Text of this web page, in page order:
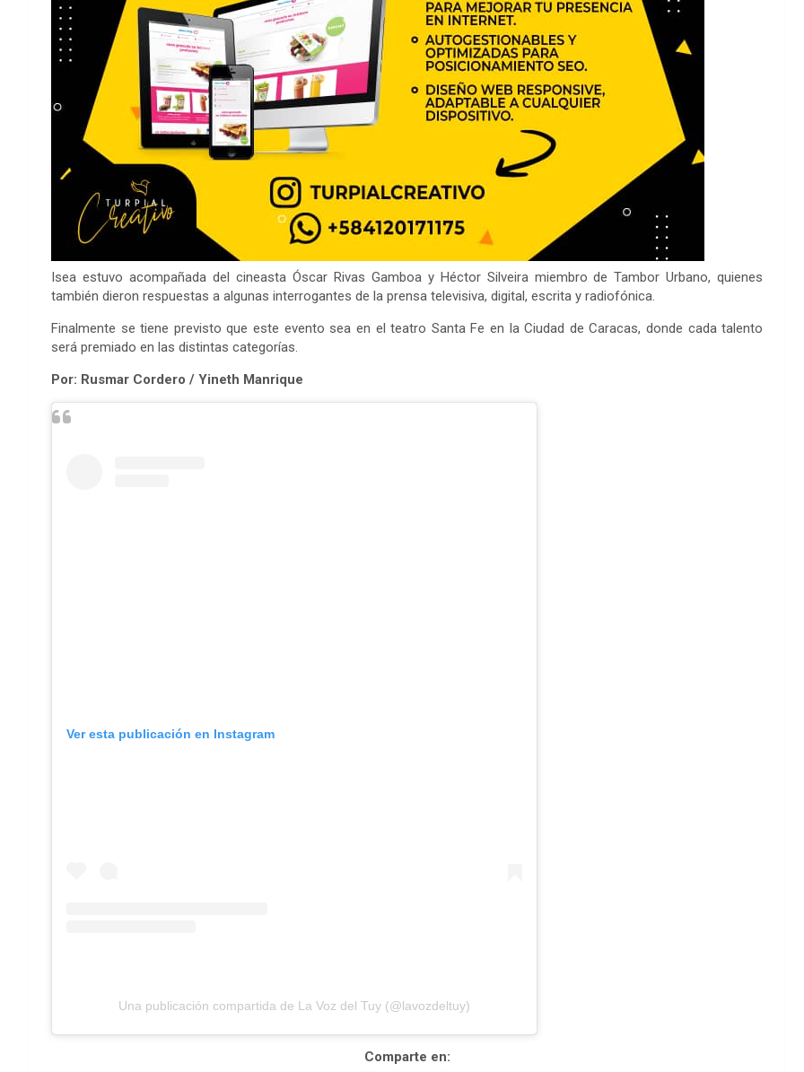
Isea estuvo acompañada del cineasta Óscar Rivas Gamboa y Héctor Silveira miembro de Tambor Urbano, quienes
también dieron respuestas a algunas interrogantes de la prensa televisiva, digital, escrita y radiofónica.
Finalmente se tiene previsto que este evento sea en el teatro Santa Fe en la Ciudad de Caracas, donde cada talento
será premiado en las distintas categorías.
Por: Rusmar Cordero / Yineth Manrique
Ver esta publicación en Instagram
Una publicación compartida de La Voz del Tuy (@lavozdeltuy)
Comparte en: